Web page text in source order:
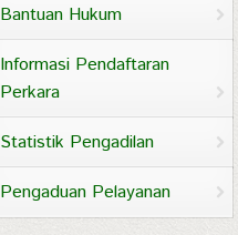
Bantuan Hukum
Informasi Pendaftaran
Perkara
Statistik Pengadilan
Pengaduan Pelayanan